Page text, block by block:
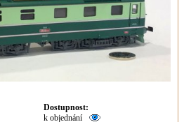
Dostupnost:
k objednání